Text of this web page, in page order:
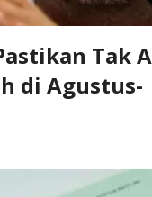
Tak
di Agustus-